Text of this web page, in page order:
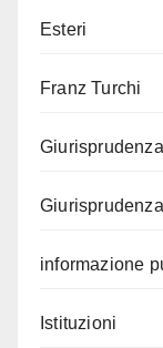
Esteri
Franz Turchi
Giurisprudenza
informazione
Istituzioni